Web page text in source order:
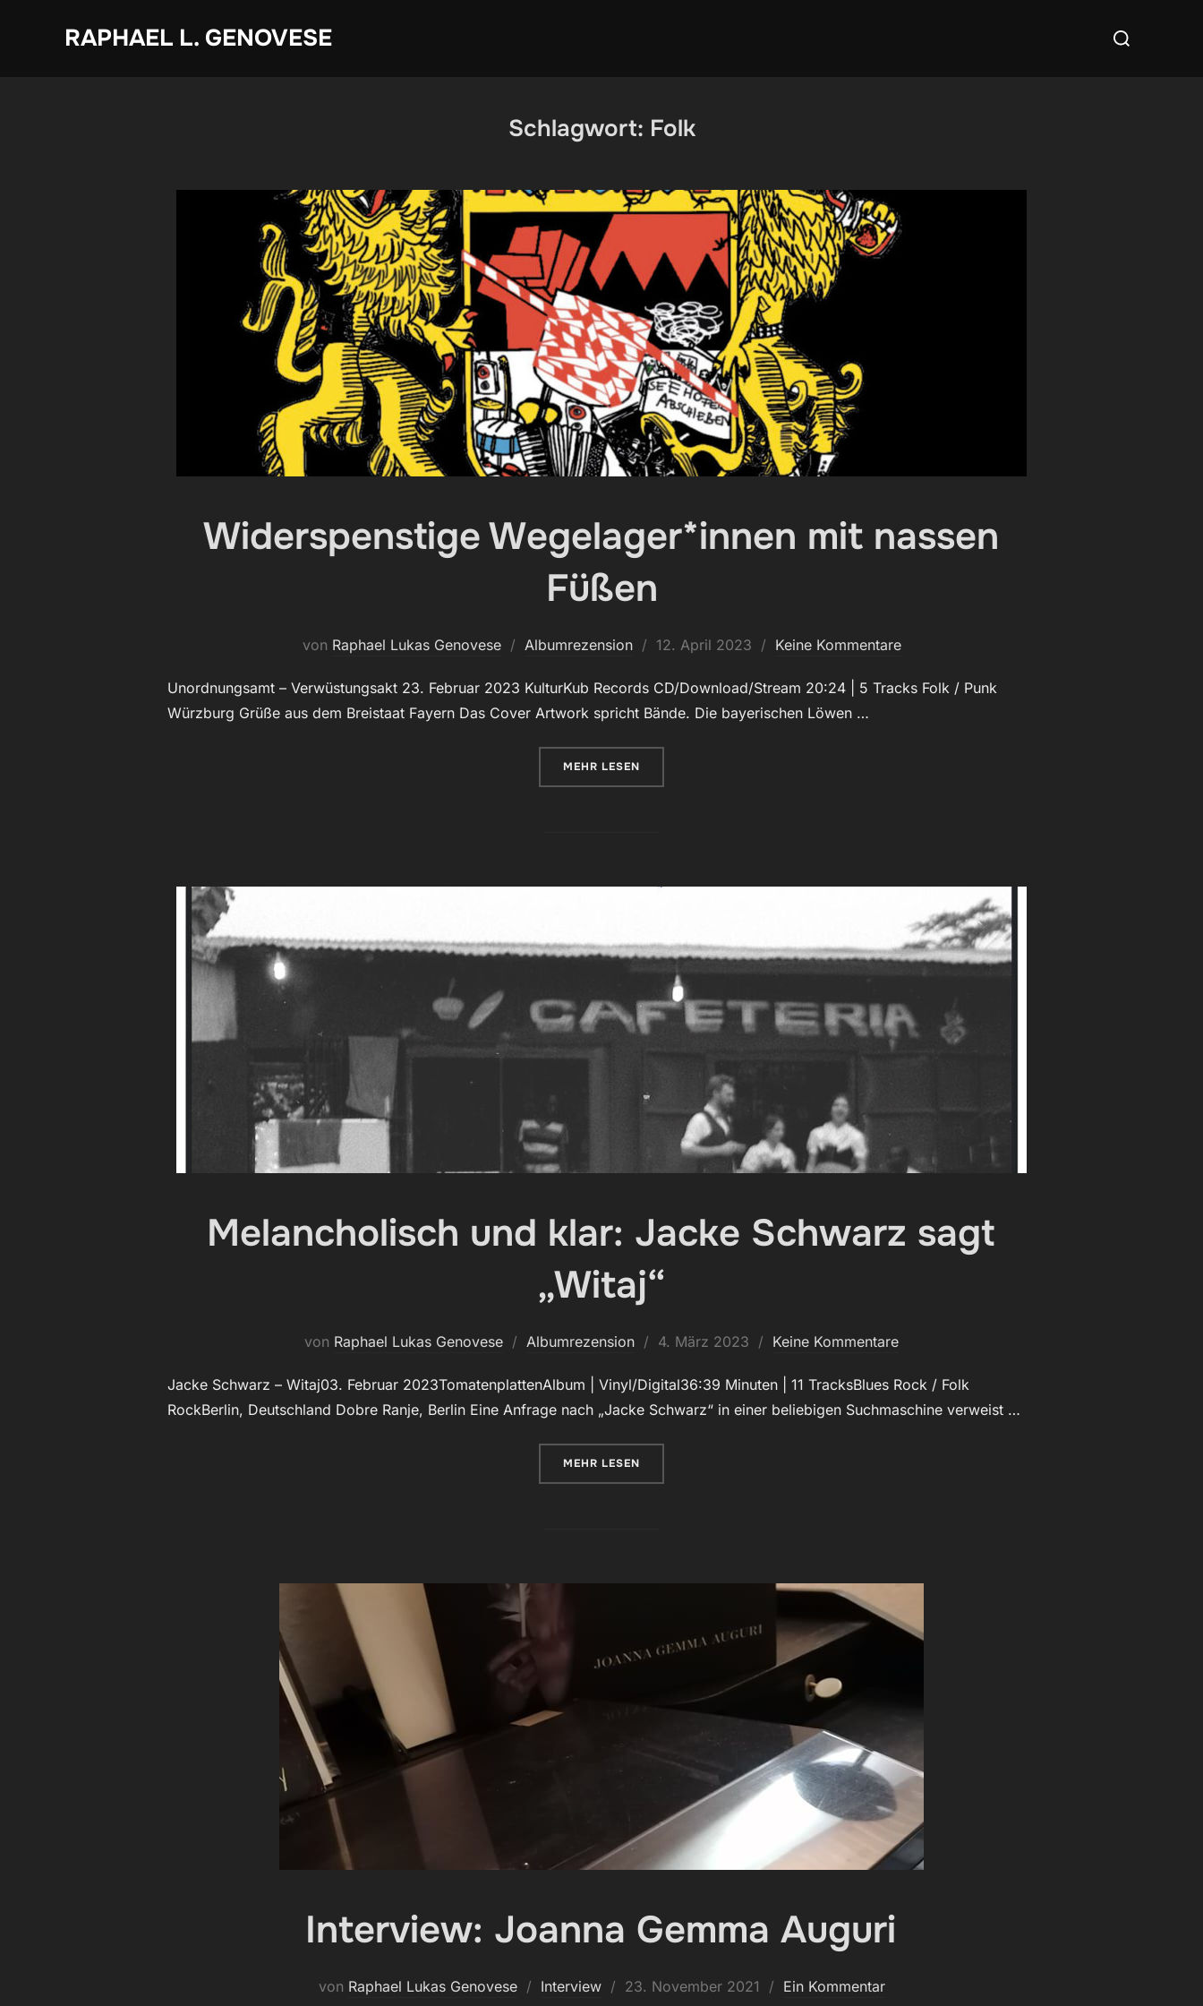
RAPHAEL L. GENOVESE
Suchen
Schlagwort: Folk
Widerspenstige Wegelager*innen mit nassen
Füßen
von Raphael Lukas Genovese Albumrezension
Veröffentlicht
12. April 2023 Keine Kommentare
Unordnungsamt – Verwüstungsakt 23. Februar 2023 KulturKub Records CD/Download/Stream 20:24 | 5 Tracks Folk / Punk
Würzburg Grüße aus dem Breistaat Fayern Das Cover Artwork spricht Bände. Die bayerischen Löwen …
MEHR ÜBER „WIDERSPENSTIGE WEGELAGER*INNEN MIT NASSEN FÜSSEN“
LESEN
Melancholisch und klar: Jacke Schwarz sagt
„Witaj“
von Raphael Lukas Genovese Albumrezension
Veröffentlicht
4. März 2023 Keine Kommentare
Jacke Schwarz – Witaj03. Februar 2023TomatenplattenAlbum | Vinyl/Digital36:39 Minuten | 11 TracksBlues Rock / Folk
RockBerlin, Deutschland Dobre Ranje, Berlin Eine Anfrage nach „Jacke Schwarz“ in einer beliebigen Suchmaschine verweist …
MEHR ÜBER „MELANCHOLISCH UND KLAR: JACKE SCHWARZ SAGT „WITAJ““
LESEN
Interview: Joanna Gemma Auguri
von Raphael Lukas Genovese Interview
Veröffentlicht
23. November 2021 Ein Kommentar